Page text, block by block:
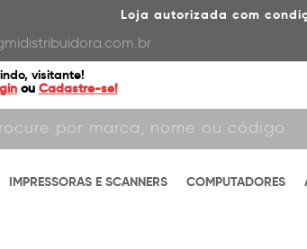
Loja autorizada com
visitante!
ou Cadastre-se!
IMPRESSORAS E SCANNERS COMPUTADORES